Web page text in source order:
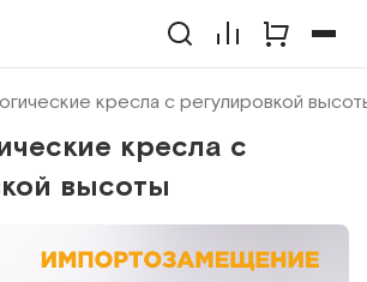
кресла с регулировкой
кресла с
высоты